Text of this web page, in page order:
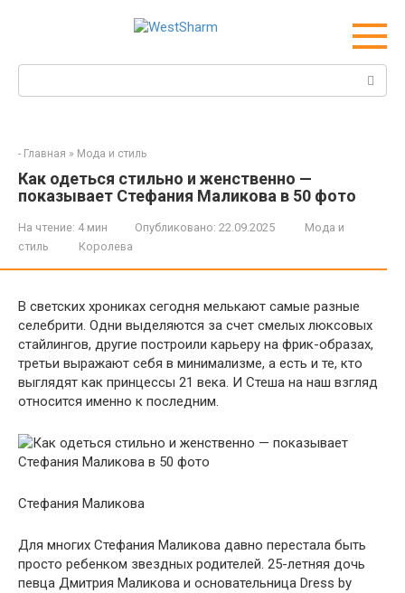
- Главная » Мода и стиль
Как одеться стильно и женственно —
показывает Стефания Маликова в 50 фото
На чтение: 4 мин Опубликовано: 22.09.2025
Мода и
стиль
Королева
В светских хрониках сегодня мелькают самые разные
селебрити. Одни выделяются за счет смелых люксовых
стайлингов, другие построили карьеру на фрик-образах,
третьи выражают себя в минимализме, а есть и те, кто
выглядят как принцессы 21 века. И Стеша на наш взгляд
относится именно к последним.
Стефания Маликова
Для многих Стефания Маликова давно перестала быть
просто ребенком звездных родителей. 25-летняя дочь
певца Дмитрия Маликова и основательница Dress by